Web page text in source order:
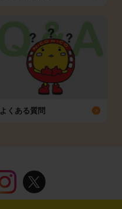
よくある質問